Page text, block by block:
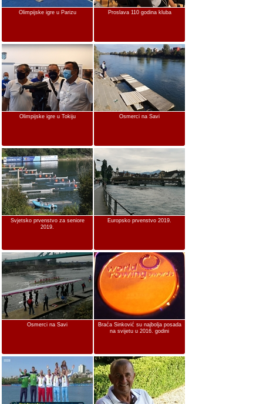
Olimpijske igre u Parizu Proslava 110 godina kluba
Olimpijske igre u Tokiju Osmerci na Savi
Svjetsko prvenstvo za seniore
2019.
Europsko prvenstvo 2019.
Osmerci na Savi
Braća Sinković su najbolja posada
na svijetu u 2016. godini